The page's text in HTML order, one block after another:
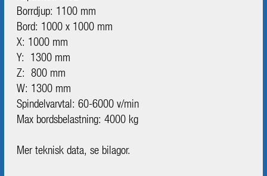
Borrdjup: 1100 mm
Bord: 1000 x 1000 mm
X: 1000 mm
Y: 1300 mm
Z: 800 mm
W: 1300 mm
Spindelvarvtal: 60-6000 v/min
Max bordsbelastning: 4000 kg
Mer teknisk data, se bilagor.